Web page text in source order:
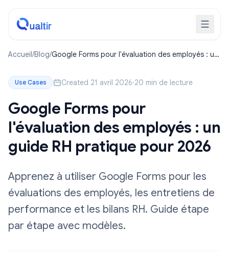
Accueil/Blog/Google Forms pour l'évaluation des employés : un
Use Cases Created 21 avril 2026·20 min de lecture
Google Forms pour
l'évaluation des employés : un
guide RH pratique pour 2026
Apprenez à utiliser Google Forms pour les
évaluations des employés, les entretiens de
performance et les bilans RH. Guide étape
par étape avec modèles.